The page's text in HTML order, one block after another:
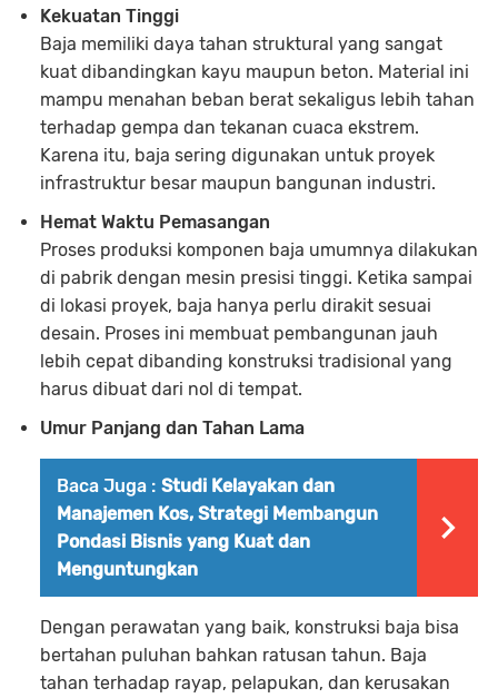
Kekuatan Tinggi
Baja memiliki daya tahan struktural yang sangat
kuat dibandingkan kayu maupun beton. Material ini
mampu menahan beban berat sekaligus lebih tahan
terhadap gempa dan tekanan cuaca ekstrem.
Karena itu, baja sering digunakan untuk proyek
infrastruktur besar maupun bangunan industri.
Hemat Waktu Pemasangan
Proses produksi komponen baja umumnya dilakukan
di pabrik dengan mesin presisi tinggi. Ketika sampai
di lokasi proyek, baja hanya perlu dirakit sesuai
desain. Proses ini membuat pembangunan jauh
lebih cepat dibanding konstruksi tradisional yang
harus dibuat dari nol di tempat.
Umur Panjang dan Tahan Lama
Baca Juga : Studi Kelayakan dan
Manajemen Kos, Strategi Membangun
Pondasi Bisnis yang Kuat dan
Menguntungkan
Dengan perawatan yang baik, konstruksi baja bisa
bertahan puluhan bahkan ratusan tahun. Baja
tahan terhadap rayap, pelapukan, dan kerusakan